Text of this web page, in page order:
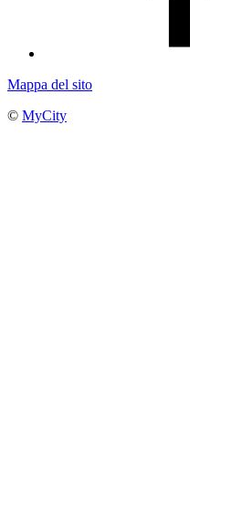
Mappa del sito
© MyCity